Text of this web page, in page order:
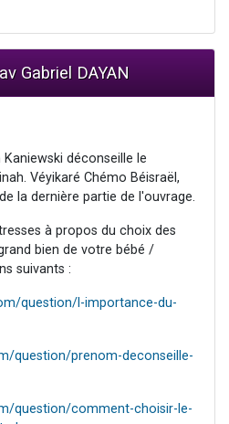
Gabriel DAYAN
Kaniewski déconseille le
Véyikaré Chémo Béisraël,
la dernière partie de l'ouvrage.
à propos du choix des
bien de votre bébé /
suivants :
question/l-importance-du-
question/prenom-deconseille-
question/comment-choisir-le-